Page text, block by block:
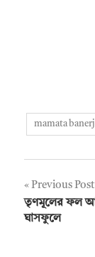
mamata
Post
Previous Post
তৃণমূলের ফল
ঘাসফুলে